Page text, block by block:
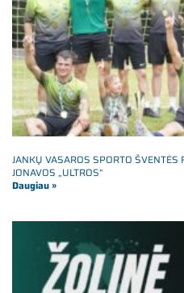
JANKŲ VASAROS SPORTO ŠVENTĖS
JONAVOS „ULTROS“
Daugiau »